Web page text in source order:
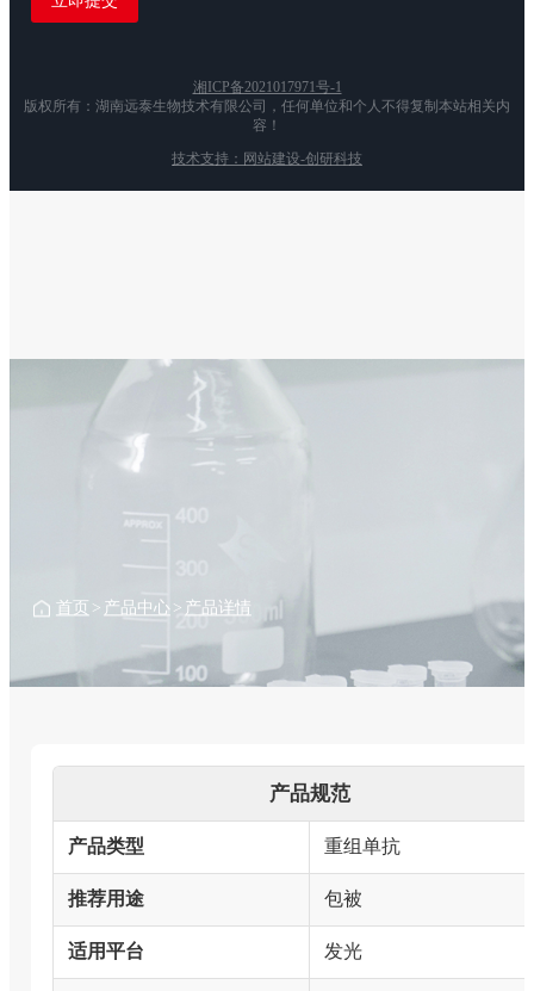
湘ICP备2021017971号-1
版权所有：湖南远泰生物技术有限公司，任何单位和个人不得复制本站相关内
容！
技术支持：网站建设-创研科技
首页 > 产品中心 > 产品详情
产品规范
产品类型 重组单抗
推荐用途 包被
适用平台 发光